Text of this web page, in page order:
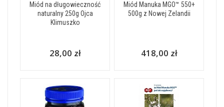
Miód na długowieczność
naturalny 250g Ojca
Klimuszko
28,00 zł
Miód Manuka MGO™ 550+
500g z Nowej Zelandii
418,00 zł